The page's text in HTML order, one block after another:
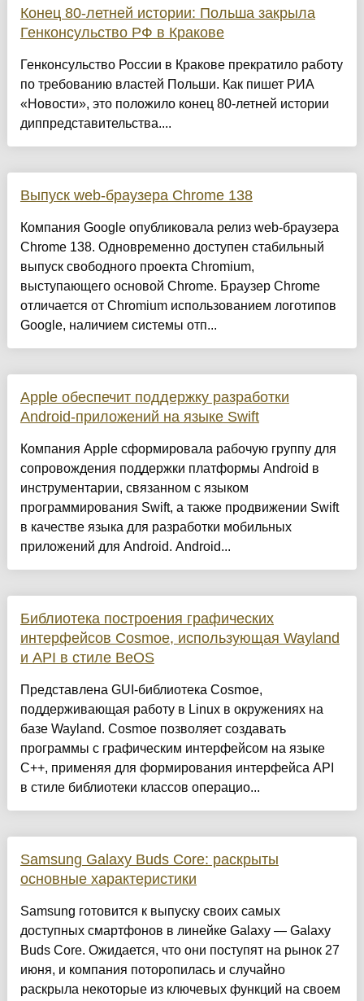
Конец 80-летней истории: Польша закрыла
Генконсульство РФ в Кракове
Генконсульство России в Кракове прекратило работу
по требованию властей Польши. Как пишет РИА
«Новости», это положило конец 80-летней истории
диппредставительства....
Выпуск web-браузера Chrome 138
Компания Google опубликовала релиз web-браузера
Chrome 138. Одновременно доступен стабильный
выпуск свободного проекта Chromium,
выступающего основой Chrome. Браузер Chrome
отличается от Chromium использованием логотипов
Google, наличием системы отп...
Apple обеспечит поддержку разработки
Android-приложений на языке Swift
Компания Apple сформировала рабочую группу для
сопровождения поддержки платформы Android в
инструментарии, связанном с языком
программирования Swift, а также продвижении Swift
в качестве языка для разработки мобильных
приложений для Android. Android...
Библиотека построения графических
интерфейсов Cosmoe, использующая Wayland
и API в стиле BeOS
Представлена GUI-библиотека Cosmoe,
поддерживающая работу в Linux в окружениях на
базе Wayland. Cosmoe позволяет создавать
программы с графическим интерфейсом на языке
C++, применяя для формирования интерфейса API
в стиле библиотеки классов операцио...
Samsung Galaxy Buds Core: раскрыты
основные характеристики
Samsung готовится к выпуску своих самых
доступных смартфонов в линейке Galaxy — Galaxy
Buds Core. Ожидается, что они поступят на рынок 27
июня, и компания поторопилась и случайно
раскрыла некоторые из ключевых функций на своем